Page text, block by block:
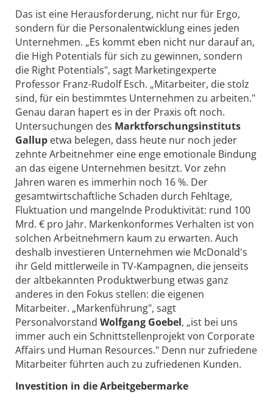
Das ist eine Herausforderung, nicht nur für Ergo,
sondern für die Personalentwicklung eines jeden
Unternehmen. „Es kommt eben nicht nur darauf an,
die High Potentials für sich zu gewinnen, sondern
die Right Potentials", sagt Marketingexperte
Professor Franz-Rudolf Esch. „Mitarbeiter, die stolz
sind, für ein bestimmtes Unternehmen zu arbeiten."
Genau daran hapert es in der Praxis oft noch.
Untersuchungen des Marktforschungsinstituts
Gallup etwa belegen, dass heute nur noch jeder
zehnte Arbeitnehmer eine enge emotionale Bindung
an das eigene Unternehmen besitzt. Vor zehn
Jahren waren es immerhin noch 16 %. Der
gesamtwirtschaftliche Schaden durch Fehltage,
Fluktuation und mangelnde Produktivität: rund 100
Mrd. € pro Jahr. Markenkonformes Verhalten ist von
solchen Arbeitnehmern kaum zu erwarten. Auch
deshalb investieren Unternehmen wie McDonald's
ihr Geld mittlerweile in TV-Kampagnen, die jenseits
der altbekannten Produktwerbung etwas ganz
anderes in den Fokus stellen: die eigenen
Mitarbeiter. „Markenführung", sagt
Personalvorstand Wolfgang Goebel, „ist bei uns
immer auch ein Schnittstellenprojekt von Corporate
Affairs und Human Resources." Denn nur zufriedene
Mitarbeiter führten auch zu zufriedenen Kunden.
Investition in die Arbeitgebermarke